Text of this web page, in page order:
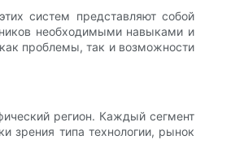
систем представляют собой
необходимыми навыками и
проблемы, так и возможности
регион. Каждый сегмент
зрения типа технологии, рынок